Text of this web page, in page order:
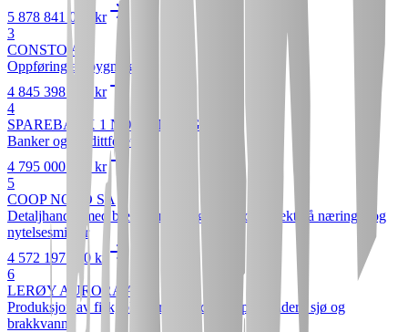
5 878 841 000 kr
3
CONSTO AS
Oppføring av bygninger
4 845 398 000 kr
4
SPAREBANK 1 NORD-NORGE
Banker og kredittforetak
4 795 000 000 kr
5
COOP NORD SA
Detaljhandel med bredt vareutvalg med hovedvekt på nærings- og
nytelsesmidler
4 572 197 000 kr
6
LERØY AURORA AS
Produksjon av fisk, bløtdyr, krepsdyr og pigghuder i sjø og
brakkvann